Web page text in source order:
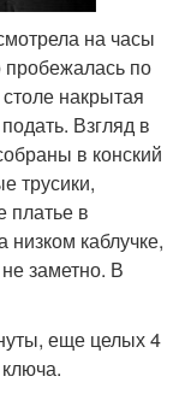
на часы
по
накрытая
Взгляд в
в конский
трусики,
платье в
низком каблучке,
заметно. В
еще целых 4